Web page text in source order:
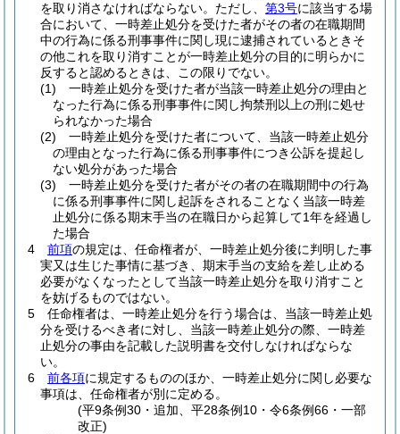
を取り消さなければならない。 ただし、 第3号に該当する場
合において、一時差止処分を受けた者がその者の在職期間
中の行為に係る刑事事件に関し現に逮捕されているときそ
の他これを取り消すことが一時差止処分の目的に明らかに
反すると認めるときは、この限りでない。
(1)
一時差止処分を受けた者が当該一時差止処分の理由と
なった行為に係る刑事事件に関し拘禁刑以上の刑に処せ
られなかった場合
(2)
一時差止処分を受けた者について、当該一時差止処分
の理由となった行為に係る刑事事件につき公訴を提起し
ない処分があった場合
(3)
一時差止処分を受けた者がその者の在職期間中の行為
に係る刑事事件に関し起訴をされることなく当該一時差
止処分に係る期末手当の在職日から起算して1年を経過し
た場合
4
前項の規定は、任命権者が、一時差止処分後に判明した事
実又は生じた事情に基づき、期末手当の支給を差し止める
必要がなくなったとして当該一時差止処分を取り消すこと
を妨げるものではない。
5
任命権者は、一時差止処分を行う場合は、当該一時差止処
分を受けるべき者に対し、当該一時差止処分の際、一時差
止処分の事由を記載した説明書を交付しなければならな
い。
6
前各項に規定するもののほか、一時差止処分に関し必要な
事項は、任命権者が別に定める。
(平9条例30・追加、平28条例10・令6条例66・一部
改正)